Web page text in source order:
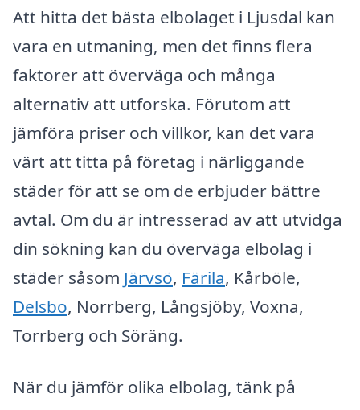
Att hitta det bästa elbolaget i Ljusdal kan
vara en utmaning, men det finns flera
faktorer att överväga och många
alternativ att utforska. Förutom att
jämföra priser och villkor, kan det vara
värt att titta på företag i närliggande
städer för att se om de erbjuder bättre
avtal. Om du är intresserad av att utvidga
din sökning kan du överväga elbolag i
städer såsom Järvsö, Färila, Kårböle,
Delsbo, Norrberg, Långsjöby, Voxna,
Torrberg och Söräng.
När du jämför olika elbolag, tänk på